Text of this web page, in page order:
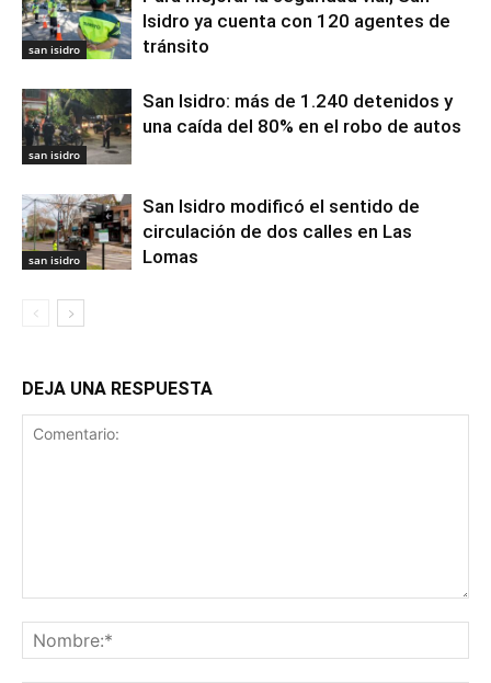
san isidro
Isidro ya cuenta con 120 agentes de
tránsito
san isidro
San Isidro: más de 1.240 detenidos y
una caída del 80% en el robo de autos
san isidro
San Isidro modificó el sentido de
circulación de dos calles en Las
Lomas
DEJA UNA RESPUESTA